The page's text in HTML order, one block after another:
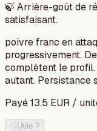
🍃 Arrière-goût de
satisfaisant.
poivre franc en
progressivement.
complètent le profil.
autant. Persistance
Payé13.5 EUR /
♡ Utile ?